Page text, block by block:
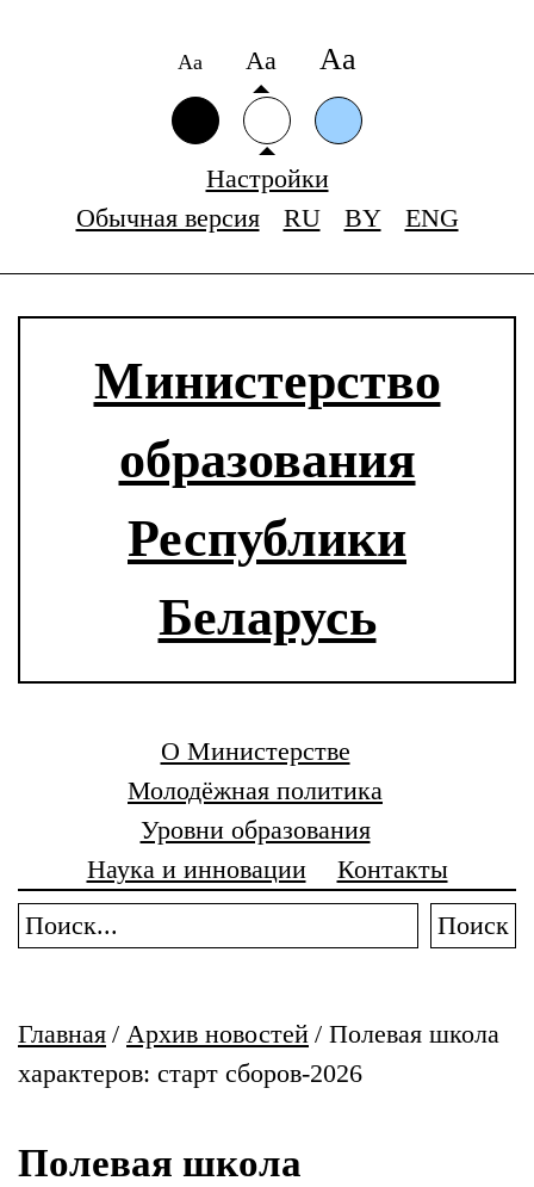
Аа Аа Аа
Настройки
Обычная версия
RU BY ENG
Министерство
образования
Республики
Беларусь
О Министерстве
Молодёжная политика
Уровни образования
Наука и инновации
Контакты
Поиск
Главная / Архив новостей / Полевая школа
характеров: старт сборов-2026
Полевая школа